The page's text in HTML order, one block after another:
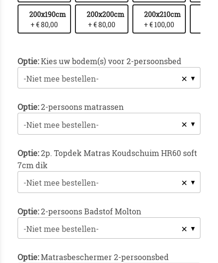
200x190cm
+ € 80,00
200x200cm
+ € 80,00
200x210cm
+ € 100,00
Optie:Kies uw bodem(s) voor 2-persoonsbed
✕
-Niet mee bestellen-
Optie:2-persoons matrassen
✕
-Niet mee bestellen-
Optie:2p. Topdek Matras Koudschuim HR60 soft
7cm dik
✕
-Niet mee bestellen-
Optie:2-persoons Badstof Molton
✕
-Niet mee bestellen-
Optie:Matrasbeschermer 2-persoonsbed